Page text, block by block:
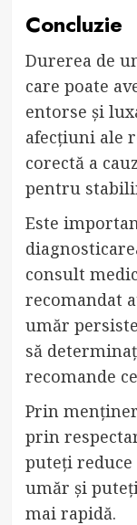
Concluzie
Durerea de
care poate
entorse și
afecțiuni ale
corectă a
pentru
Este
consult
recomandat
umăr
să
recomande
Prin
prin
puteți
umăr și
mai rapidă.